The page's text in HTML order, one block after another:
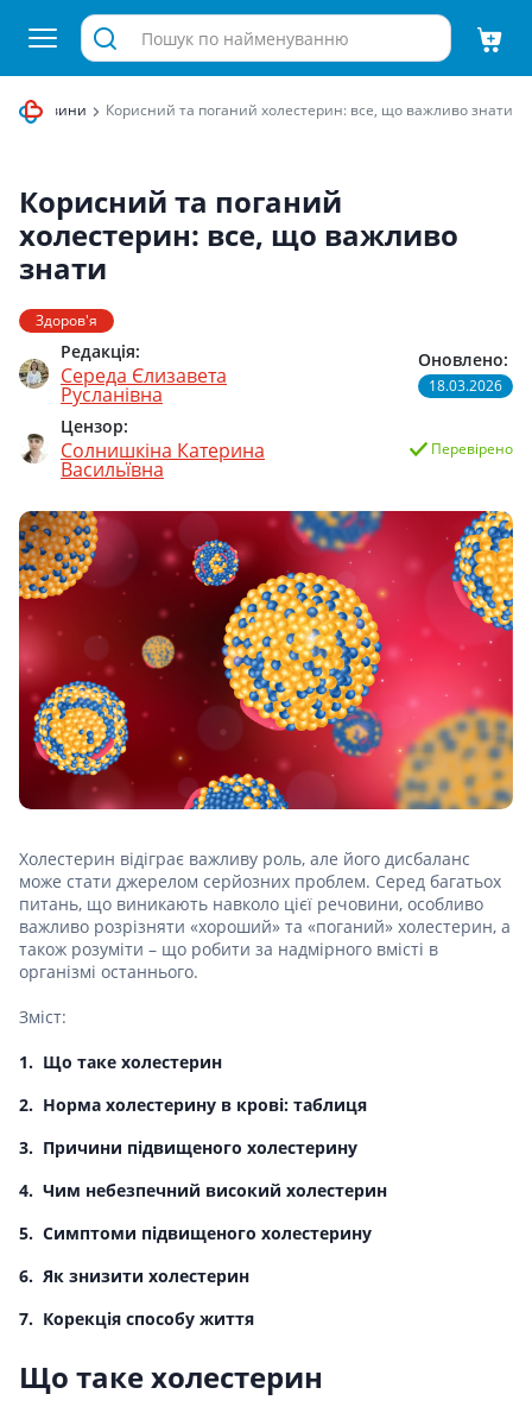
Новини Корисний та поганий холестерин: все, що важливо знати
Корисний та поганий
холестерин: все, що важливо
знати
Здоров'я
Редакція:
Середа Єлизавета
Русланівна
Цензор:
Солнишкіна Катерина
Васильївна
Оновлено:
18.03.2026
Перевірено
Холестерин відіграє важливу роль, але його дисбаланс
може стати джерелом серйозних проблем. Серед багатьох
питань, що виникають навколо цієї речовини, особливо
важливо розрізняти «хороший» та «поганий» холестерин, а
також розуміти – що робити за надмірного вмісті в
організмі останнього.
Зміст:
Що таке холестерин
Норма холестерину в крові: таблиця
Причини підвищеного холестерину
Чим небезпечний високий холестерин
Симптоми підвищеного холестерину
Як знизити холестерин
Корекція способу життя
Що таке холестерин